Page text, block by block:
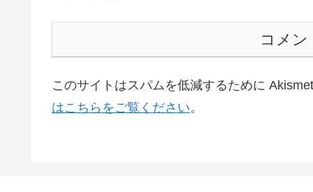
コメン
このサイトはスパムを低減するために
はこちらをご覧ください。